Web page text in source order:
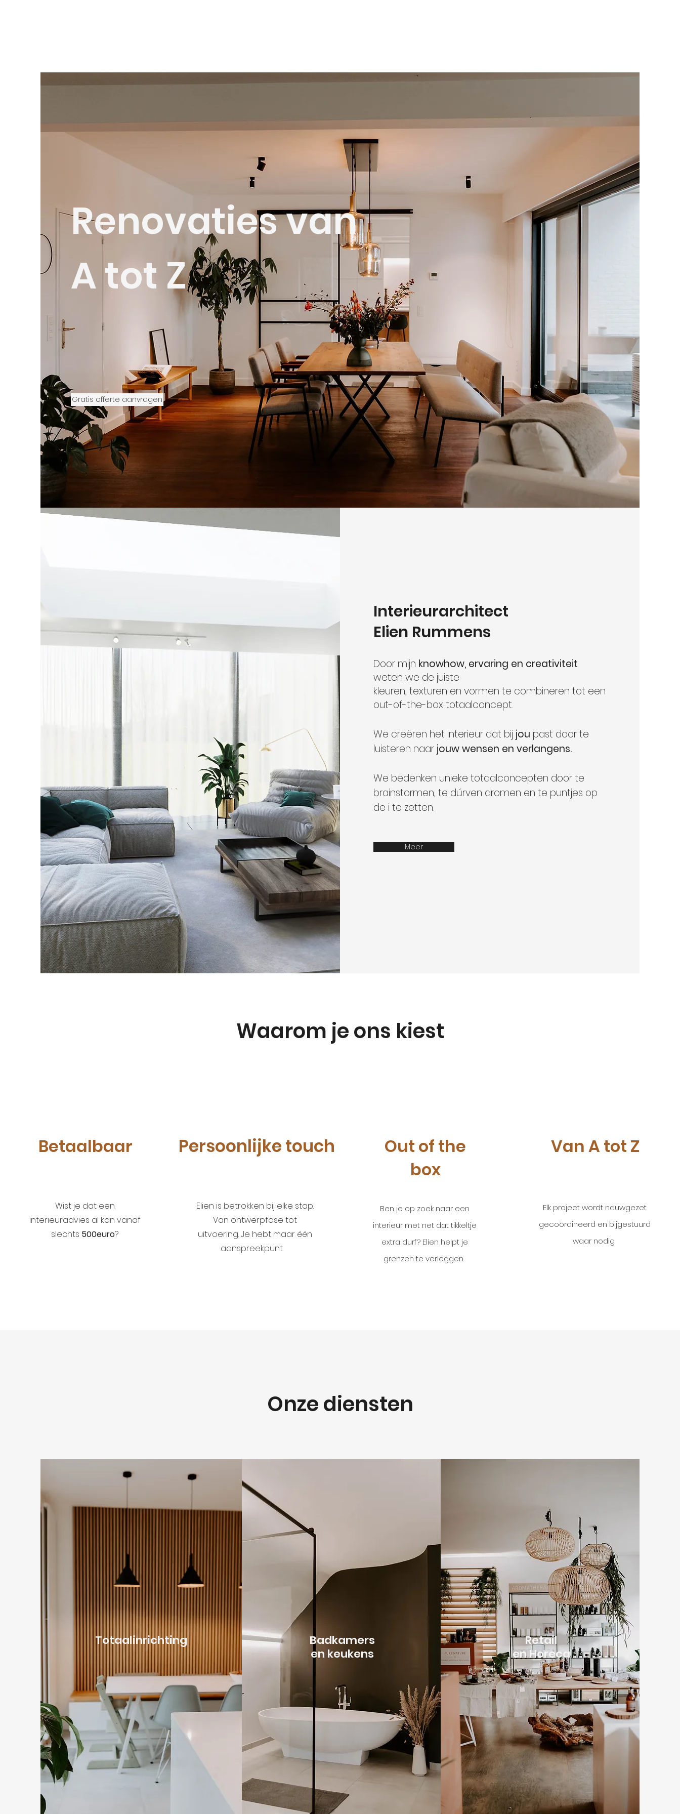
Renovaties van
A tot Z
Gratis offerte aanvragen
Betaalbaar
Wist je dat een
interieuradvies al kan vanaf
slechts 500euro?
Persoonlijke touch
Elien is betrokken bij elke stap.
Van ontwerpfase tot
uitvoering. Je hebt maar één
aanspreekpunt.
Out of the
box
Ben je op zoek naar een
interieur met net dat tikkeltje
extra durf? Elien helpt je
grenzen te verleggen.
Van A tot Z
Elk project wordt nauwgezet
gecoördineerd en bijgestuurd
waar nodig.
Interieurarchitect
Elien Rummens
Door mijn knowhow, ervaring en creativiteit
weten we de juiste
kleuren, texturen en vormen te combineren tot een
out-of-the-box totaalconcept.
We creëren het interieur dat bij jou past door te
luisteren naar jouw wensen en verlangens.
We bedenken unieke totaalconcepten door te
brainstormen, te dúrven dromen en te puntjes op
de i te zetten.
Meer
Waarom je ons kiest
Onze diensten
Totaalinrichting
Badkamers
en keukens
Retail
en Horeca